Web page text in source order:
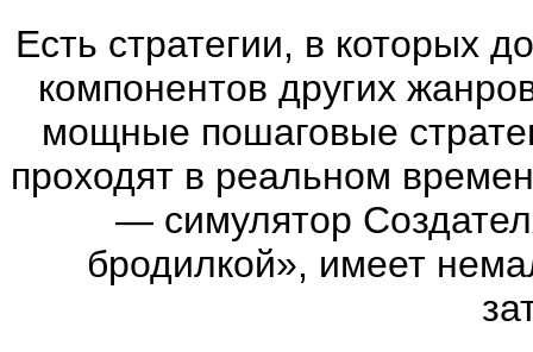
Есть стратегии, в которых
компонентов других
мощные пошаговые
проходят в реальном
— симулятор
бродилкой», имеет